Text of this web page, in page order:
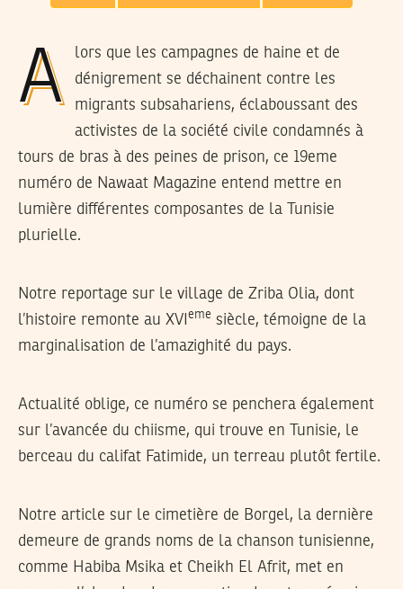
Alors que les campagnes de haine et de
dénigrement se déchainent contre les
migrants subsahariens, éclaboussant des
activistes de la société civile condamnés à
tours de bras à des peines de prison, ce 19eme
numéro de Nawaat Magazine entend mettre en
lumière différentes composantes de la Tunisie
plurielle.
Notre reportage sur le village de Zriba Olia, dont
l’histoire remonte au XVI eme siècle, témoigne de la
marginalisation de l’amazighité du pays.
Actualité oblige, ce numéro se penchera également
sur l’avancée du chiisme, qui trouve en Tunisie, le
berceau du califat Fatimide, un terreau plutôt fertile.
Notre article sur le cimetière de Borgel, la dernière
demeure de grands noms de la chanson tunisienne,
comme Habiba Msika et Cheikh El Afrit, met en